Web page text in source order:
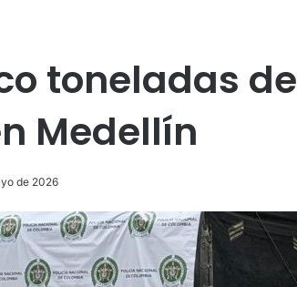
toneladas de
Medellín
de 2026